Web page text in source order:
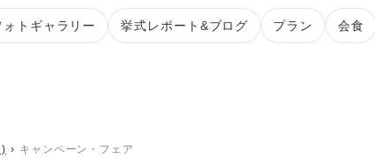
トギャラリー 挙式レポート&ブログ プラン 会食
キャンペーン・フェア